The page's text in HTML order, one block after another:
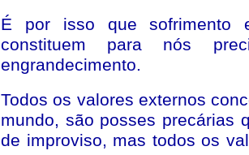
É por isso que sofrimento
constituem para nós
engrandecimento.
Todos os valores externos
mundo, são posses precárias
de improviso, mas todos os